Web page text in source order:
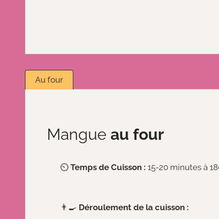
Au four
Mangue au four
⏲️ Temps de Cuisson : 15-20 minutes à
👨‍🍳 Déroulement de la cuisson :